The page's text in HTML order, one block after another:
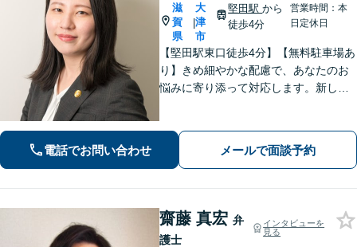
滋
賀
県
|
大
津
市
堅田駅から
徒歩4分
営業時間：本
日定休日
【堅田駅東口徒歩4分】【無料駐車場あ
り】きめ細やかな配慮で、あなたのお
悩みに寄り添って対応します。新しい
にご相談ください。
電話でお問い合わせ メールで面談予約
齋藤 真宏 弁
護士
インタビューを
見る